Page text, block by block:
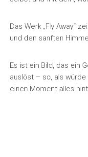
Das Werk „Fly Away“
und den sanften
Es ist ein Bild, das ein
auslöst – so, als
einen Moment alles